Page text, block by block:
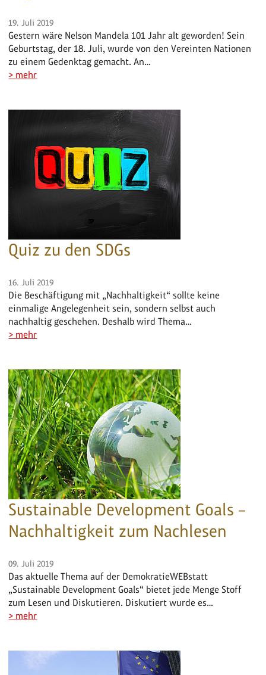
19. Juli 2019
Gestern wäre Nelson Mandela 101 Jahr alt geworden! Sein
Geburtstag, der 18. Juli, wurde von den Vereinten Nationen
zu einem Gedenktag gemacht. An…
> mehr
Quiz zu den SDGs
16. Juli 2019
Die Beschäftigung mit „Nachhaltigkeit“ sollte keine
einmalige Angelegenheit sein, sondern selbst auch
nachhaltig geschehen. Deshalb wird Thema…
> mehr
Sustainable Development Goals –
Nachhaltigkeit zum Nachlesen
09. Juli 2019
Das aktuelle Thema auf der DemokratieWEBstatt
„Sustainable Development Goals“ bietet jede Menge Stoff
zum Lesen und Diskutieren. Diskutiert wurde es…
> mehr